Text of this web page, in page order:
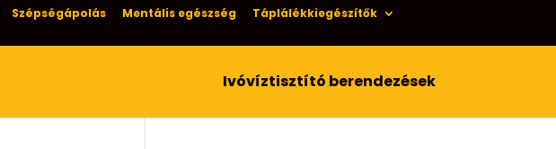
Szépségápolás Mentális egészség
Táplálékkiegészítők
Ivóvíztisztító berendezések